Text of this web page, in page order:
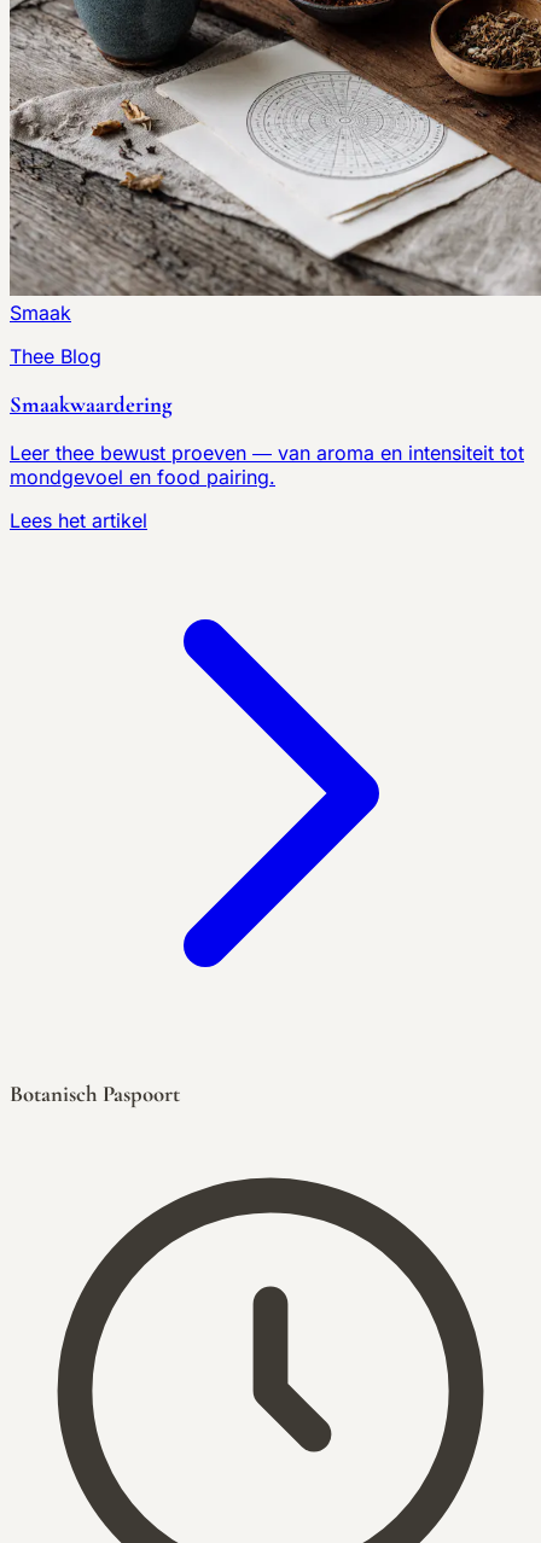
Smaak
Thee Blog
Smaakwaardering
Leer thee bewust proeven — van aroma en intensiteit tot
mondgevoel en food pairing.
Lees het artikel
Botanisch Paspoort